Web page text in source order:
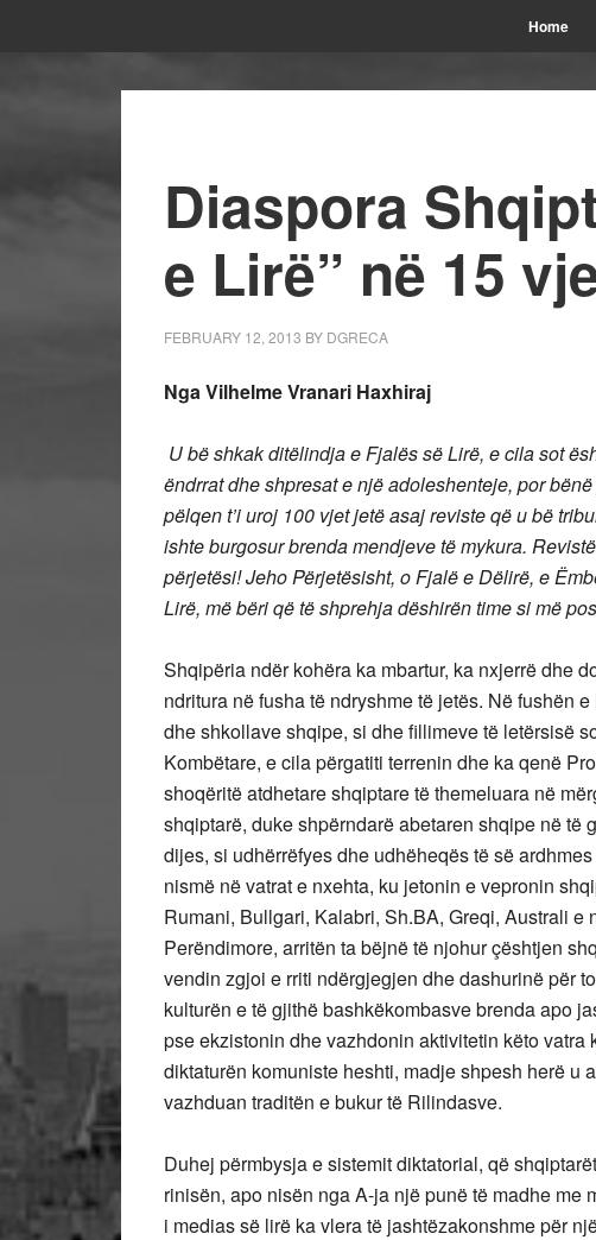
Home
Diaspora
e Lirë” në 15
FEBRUARY 12, 2013 BY DGRECA
Nga Vilhelme Vranari Haxhiraj
U bë shkak ditëlindja e Fjalës së Lirë, e cila sot
ëndrrat dhe shpresat e një adoleshenteje, por
pëlqen t’i uroj 100 vjet jetë asaj reviste që u bë
ishte burgosur brenda mendjeve të mykura.
përjetësi! Jeho Përjetësisht, o Fjalë e Dëlirë, e
Lirë, më bëri që të shprehja dëshirën time si më
Shqipëria ndër kohëra ka mbartur, ka nxjerrë dhe
ndritura në fusha të ndryshme të jetës. Në fushën
dhe shkollave shqipe, si dhe fillimeve të letërsisë
Kombëtare, e cila përgatiti terrenin dhe ka qenë
shoqëritë atdhetare shqiptare të themeluara në
shqiptarë, duke shpërndarë abetaren shqipe në të
dijes, si udhërrëfyes dhe udhëheqës të së
nismë në vatrat e nxehta, ku jetonin e vepronin
Rumani, Bullgari, Kalabri, Sh.BA, Greqi, Australi e
Perëndimore, arritën ta bëjnë të njohur çështjen
vendin zgjoi e rriti ndërgjegjen dhe dashurinë për
kulturën e të gjithë bashkëkombasve brenda apo
pse ekzistonin dhe vazhdonin aktivitetin këto
diktaturën komuniste heshti, madje shpesh herë u
vazhduan traditën e bukur të Rilindasve.
Duhej përmbysja e sistemit diktatorial, që
rinisën, apo nisën nga A-ja një punë të madhe me
i medias së lirë ka vlera të jashtëzakonshme për